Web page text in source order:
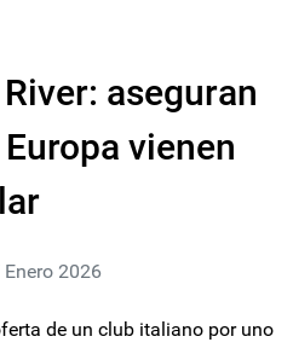
aseguran
vienen
Enero 2026
de un club italiano por uno